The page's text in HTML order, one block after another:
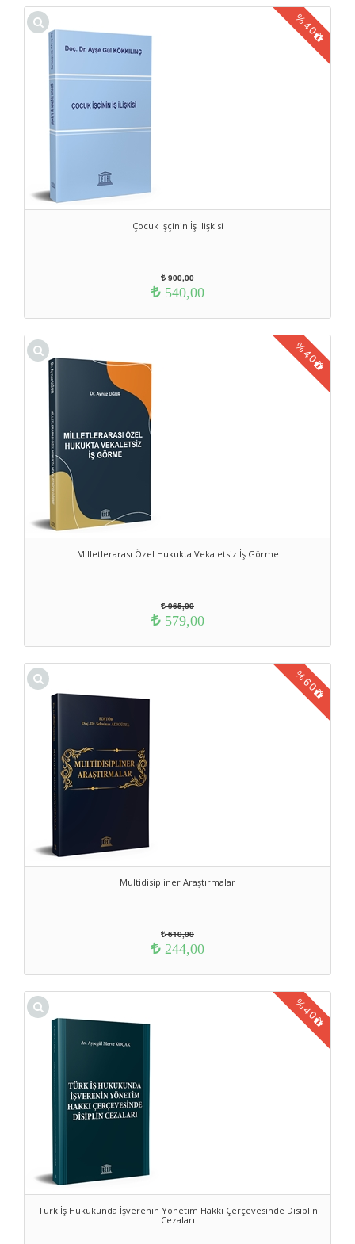
Çocuk İşçinin İş İlişkisi
%40
900,00
540,00
Milletlerarası Özel Hukukta Vekaletsiz İş Görme
%40
965,00
579,00
Multidisipliner Araştırmalar
%
60
610,00
244,00
Türk İş Hukukunda İşverenin Yönetim Hakkı Çerçevesinde Disiplin
Cezaları
%40